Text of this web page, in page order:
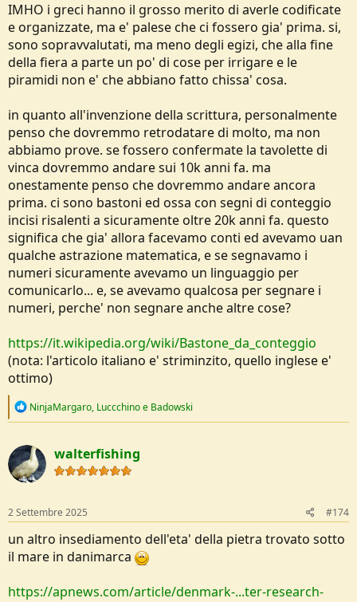
IMHO i greci hanno il grosso merito di averle codificate
e organizzate, ma e' palese che ci fossero gia' prima. si,
sono sopravvalutati, ma meno degli egizi, che alla fine
della fiera a parte un po' di cose per irrigare e le
piramidi non e' che abbiano fatto chissa' cosa.
in quanto all'invenzione della scrittura, personalmente
penso che dovremmo retrodatare di molto, ma non
abbiamo prove. se fossero confermate la tavolette di
vinca dovremmo andare sui 10k anni fa. ma
onestamente penso che dovremmo andare ancora
prima. ci sono bastoni ed ossa con segni di conteggio
incisi risalenti a sicuramente oltre 20k anni fa. questo
significa che gia' allora facevamo conti ed avevamo uan
qualche astrazione matematica, e se segnavamo i
numeri sicuramente avevamo un linguaggio per
comunicarlo... e, se avevamo qualcosa per segnare i
numeri, perche' non segnare anche altre cose?
https://it.wikipedia.org/wiki/Bastone_da_conteggio
(nota: l'articolo italiano e' striminzito, quello inglese e'
ottimo)
R
c
t
i
o
s
:
NinjaMargaro, Luccchinoe Badowski
walterfishing
2 Settembre 2025 #174
un altro insediamento dell'eta' della pietra trovato sotto
il mare in danimarca
https://apnews.com/article/denmark-...ter-research-